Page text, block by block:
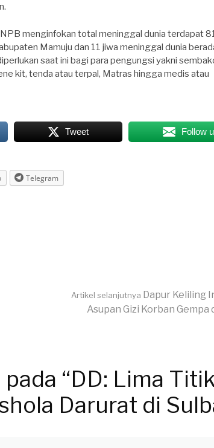
menginfokan total meninggal dunia terdapat
Mamuju dan 11 jiwa meninggal dunia
saat ini bagi para pengungsi yakni
kit, tenda atau terpal, Matras hingga medis atau
Tweet Follow
Telegram
Artikel selanjutnya Dapur Keliling
Asupan Gizi Korban Gempa
“DD: Lima
Darurat di